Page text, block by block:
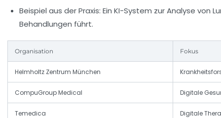
Beispiel aus der Praxis: Ein KI-System zur Analyse von
Behandlungen führt.
Organisation Fokus
Helmholtz Zentrum München
CompuGroup Medical Digitale
Temedica Digitale